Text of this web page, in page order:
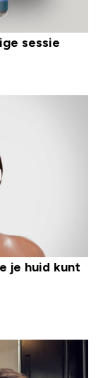
sessie
je huid kunt